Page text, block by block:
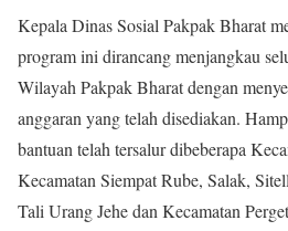
Kepala Dinas Sosial Pakpak Bharat
program ini dirancang menjangkau
Wilayah Pakpak Bharat dengan
anggaran yang telah disediakan.
bantuan telah tersalur dibeberapa
Kecamatan Siempat Rube, Salak,
Tali Urang Jehe dan Kecamatan